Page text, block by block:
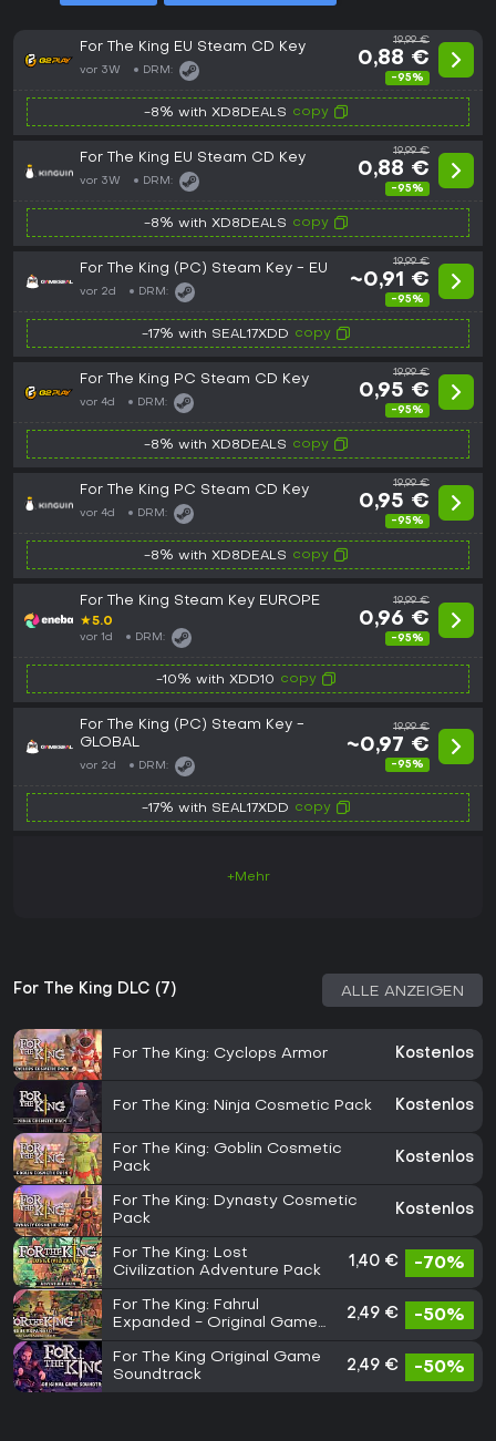
For The King EU Steam CD Key
vor 3W DRM:
19,99 €
0,88 €
-95%
-8% with XD8DEALS copy
For The King EU Steam CD Key
vor 3W DRM:
19,99 €
0,88 €
-95%
-8% with XD8DEALS copy
For The King (PC) Steam Key - EU
vor 2d DRM:
19,99 €
~0,91 €
-95%
-17% with SEAL17XDD copy
For The King PC Steam CD Key
vor 4d DRM:
19,99 €
0,95 €
-95%
-8% with XD8DEALS copy
For The King PC Steam CD Key
vor 4d DRM:
19,99 €
0,95 €
-95%
-8% with XD8DEALS copy
For The King Steam Key EUROPE
★5.0
vor 1d DRM:
19,99 €
0,96 €
-95%
-10% with XDD10 copy
For The King (PC) Steam Key -
GLOBAL
vor 2d DRM:
19,99 €
~0,97 €
-95%
-17% with SEAL17XDD copy
+Mehr
For The King DLC (7) ALLE ANZEIGEN
For The King: Cyclops Armor Kostenlos
For The King: Ninja Cosmetic Pack Kostenlos
For The King: Goblin Cosmetic
Pack
Kostenlos
For The King: Dynasty Cosmetic
Pack
Kostenlos
For The King: Lost
Civilization Adventure Pack
1,40 € -70%
For The King: Fahrul
Expanded - Original Game
2,49 € -50%
For The King Original Game
Soundtrack
2,49 € -50%